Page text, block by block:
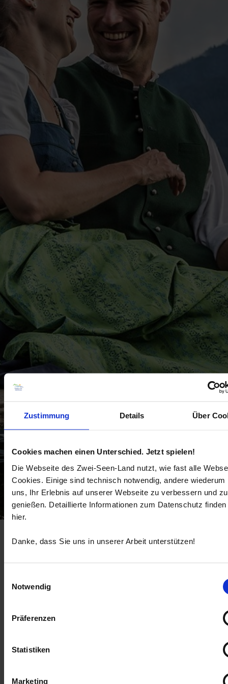
Zustimmung Details Über
Cookies machen einen Unterschied. Jetzt spielen!
Die Webseite des Zwei-Seen-Land nutzt, wie fast alle
Cookies. Einige sind technisch notwendig, andere wiederum
uns, Ihr Erlebnis auf unserer Webseite zu verbessern und zu
genießen. Detaillierte Informationen zum Datenschutz finden
hier.
Danke, dass Sie uns in unserer Arbeit unterstützen!
Notwendig
Präferenzen
Statistiken
Marketing
Konzert